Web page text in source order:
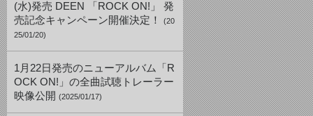
(水)発売 DEEN 「ROCK ON!」 発
売記念キャンペーン開催決定！
(20
25/01/20)
1月22日発売のニューアルバム「R
OCK ON!」の全曲試聴トレーラー
映像公開 (2025/01/17)